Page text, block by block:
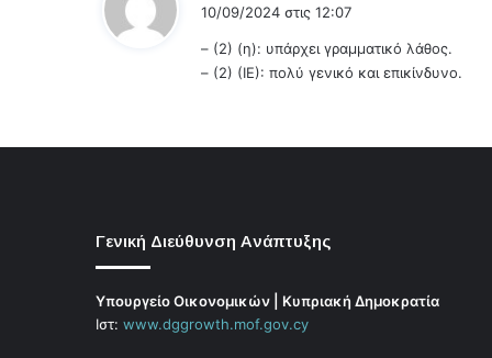
10/09/2024 στις 12:07
– (2) (η): υπάρχει γραμματικό λάθος.
– (2) (ΙΕ): πολύ γενικό και επικίνδυνο.
Γενική Διεύθυνση Ανάπτυξης
Υπουργείο Οικονομικών | Κυπριακή Δημοκρατία
Ιστ: www.dggrowth.mof.gov.cy